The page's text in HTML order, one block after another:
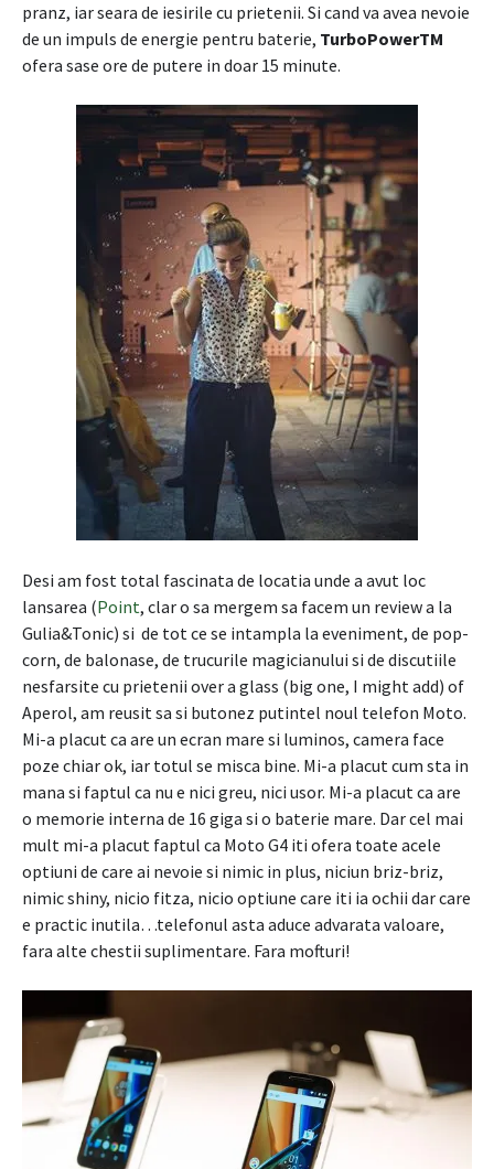
pranz, iar seara de iesirile cu prietenii. Si cand va avea nevoie
de un impuls de energie pentru baterie, TurboPowerTM
ofera sase ore de putere in doar 15 minute.
Desi am fost total fascinata de locatia unde a avut loc
lansarea (Point, clar o sa mergem sa facem un review a la
Gulia&Tonic) si de tot ce se intampla la eveniment, de pop-
corn, de balonase, de trucurile magicianului si de discutiile
nesfarsite cu prietenii over a glass (big one, I might add) of
Aperol, am reusit sa si butonez putintel noul telefon Moto.
Mi-a placut ca are un ecran mare si luminos, camera face
poze chiar ok, iar totul se misca bine. Mi-a placut cum sta in
mana si faptul ca nu e nici greu, nici usor. Mi-a placut ca are
o memorie interna de 16 giga si o baterie mare. Dar cel mai
mult mi-a placut faptul ca Moto G4 iti ofera toate acele
optiuni de care ai nevoie si nimic in plus, niciun briz-briz,
nimic shiny, nicio fitza, nicio optiune care iti ia ochii dar care
e practic inutila…telefonul asta aduce advarata valoare,
fara alte chestii suplimentare. Fara mofturi!